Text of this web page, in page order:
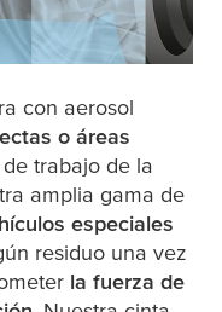
con aerosol
o áreas
trabajo de la
amplia gama de
especiales
residuo una vez
la fuerza de